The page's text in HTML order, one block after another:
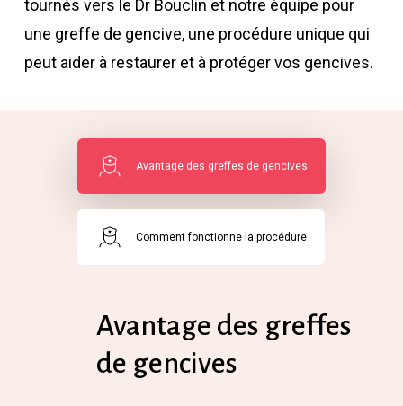
tournés vers le Dr Bouclin et notre équipe pour
une greffe de gencive, une procédure unique qui
peut aider à restaurer et à protéger vos gencives.
Avantage des greffes de gencives
Comment fonctionne la procédure
Avantage des greffes
de gencives